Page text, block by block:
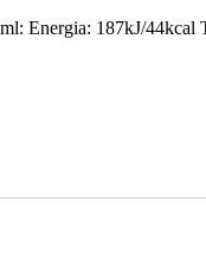
Energia: 187kJ/